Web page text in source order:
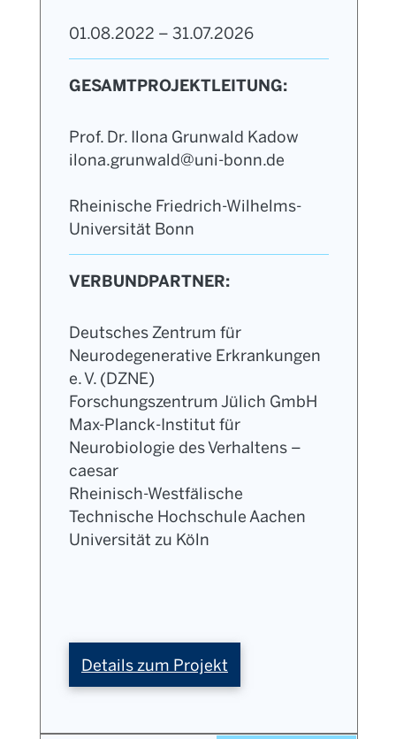
01.08.2022 – 31.07.2026
GESAMTPROJEKTLEITUNG:
Prof. Dr. Ilona Grunwald Kadow
ilona.grunwald@uni-bonn.de
Rheinische Friedrich-Wilhelms-
Universität Bonn
VERBUNDPARTNER:
Deutsches Zentrum für
Neurodegenerative Erkrankungen
e. V. (DZNE)
Forschungszentrum Jülich GmbH
Max-Planck-Institut für
Neurobiologie des Verhaltens –
caesar
Rheinisch-Westfälische
Technische Hochschule Aachen
Universität zu Köln
Details zum Projekt
iBehave